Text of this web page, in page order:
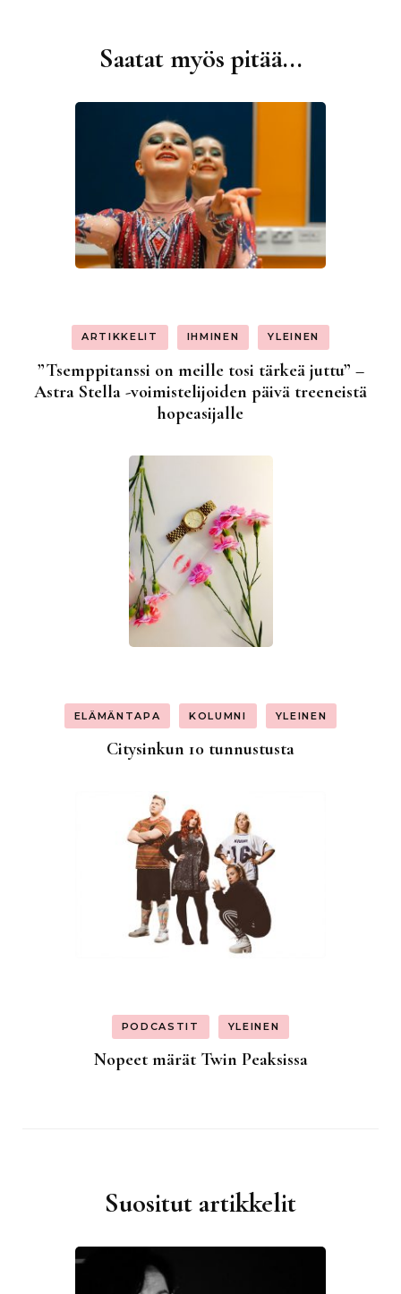
Saatat myös pitää...
ARTIKKELIT IHMINEN YLEINEN
”Tsemppitanssi on meille tosi tärkeä juttu” –
Astra Stella -voimistelijoiden päivä treeneistä
hopeasijalle
ELÄMÄNTAPA KOLUMNI YLEINEN
Citysinkun 10 tunnustusta
PODCASTIT YLEINEN
Nopeet märät Twin Peaksissa
Suositut artikkelit